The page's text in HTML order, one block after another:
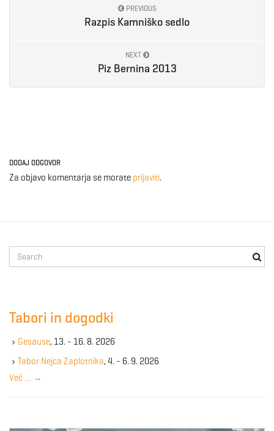
PREVIOUS
Razpis Kamniško sedlo
NEXT
Piz Bernina 2013
DODAJ ODGOVOR
Za objavo komentarja se morate prijaviti.
e
e
y
w
r
Tabori in dogodki
Gesause, 13. - 16. 8. 2026
Tabor Nejca Zaplotnika, 4. - 6. 9. 2026
Več … →